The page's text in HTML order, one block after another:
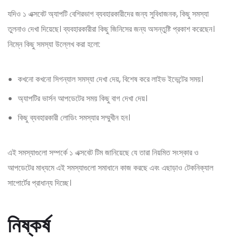
যদিও ১ এক্সবেট অ্যাপটি বেশিরভাগ ব্যবহারকারীদের জন্য সুবিধাজনক, কিছু সমস্যা
তুলনাও দেখা দিয়েছে। ব্যবহারকারীরা কিছু জিনিসের জন্য অসন্তুষ্টি প্রকাশ করেছেন।
নিম্নে কিছু সমস্যা উল্লেখ করা হলো:
কখনো কখনো সিগন্যাল সমস্যা দেখা দেয়, বিশেষ করে লাইভ ইভেন্টের সময়।
অ্যাপটির ভার্সন আপডেটের সময় কিছু বাগ দেখা দেয়।
কিছু ব্যবহারকারী লোডিং সমস্যার সম্মুখীন হন।
এই সমস্যাগুলো সম্পর্কে ১ এক্সবেট টিম জানিয়েছে যে তারা নিয়মিত সংস্কার ও
আপডেটের মাধ্যমে এই সমস্যাগুলো সমাধানে কাজ করছে এবং এছাড়াও টেকনিক্যাল
সাপোর্টের প্রাধান্য দিচ্ছে।
নিষ্কর্ষ